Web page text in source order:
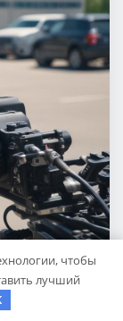
чтобы
лучший